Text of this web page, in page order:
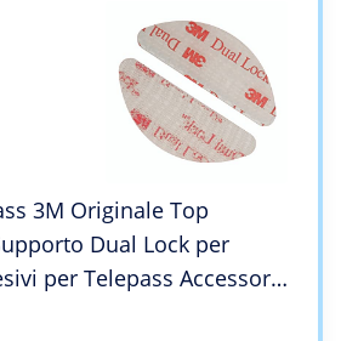
3M Originale Top
Dual Lock per
per Telepass Accessori
per Telepass Universale